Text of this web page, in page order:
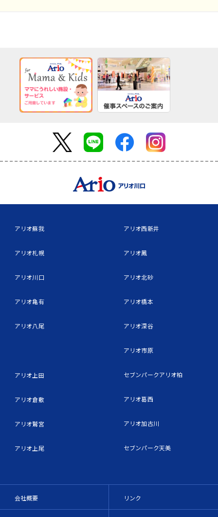
アリオ蘇我
アリオ札幌
アリオ川口
アリオ亀有
アリオ八尾
アリオ上田
アリオ倉敷
アリオ鷲宮
アリオ上尾
アリオ西新井
アリオ鳳
アリオ北砂
アリオ橋本
アリオ深谷
アリオ市原
セブンパークアリオ柏
アリオ葛西
アリオ加古川
セブンパーク天美
会社概要 リンク